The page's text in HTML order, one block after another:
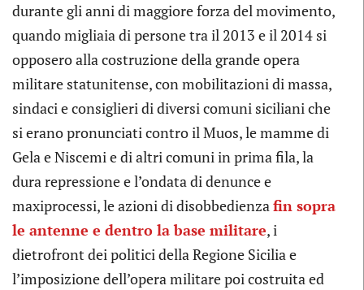
durante gli anni di maggiore forza del movimento,
quando migliaia di persone tra il 2013 e il 2014 si
opposero alla costruzione della grande opera
militare statunitense, con mobilitazioni di massa,
sindaci e consiglieri di diversi comuni siciliani che
si erano pronunciati contro il Muos, le mamme di
Gela e Niscemi e di altri comuni in prima fila, la
dura repressione e l’ondata di denunce e
maxiprocessi, le azioni di disobbedienzafin sopra
le antenne e dentro la base militare, i
dietrofront dei politici della Regione Sicilia e
l’imposizione dell’opera militare poi costruita ed